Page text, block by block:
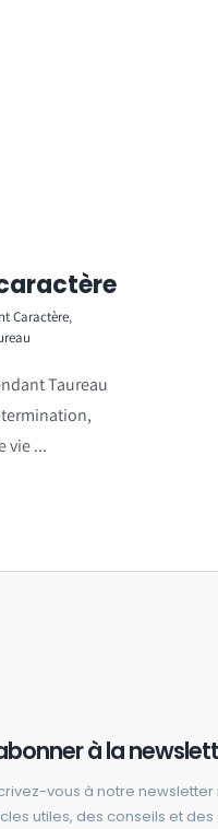
Caractère,
Taureau
vie ...
à la
vous à notre
utiles, des conseils et